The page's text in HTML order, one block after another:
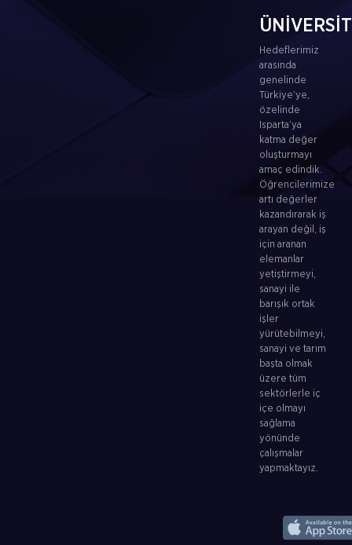
Hedeflerimiz
arasında
genelinde
Türkiye’ye,
özelinde
Isparta’ya
katma değer
oluşturmayı
amaç edindik.
Öğrencilerimize
artı değerler
kazandırarak iş
arayan değil, iş
için aranan
elemanlar
yetiştirmeyi,
sanayi ile
barışık ortak
işler
yürütebilmeyi,
sanayi ve tarım
başta olmak
üzere tüm
sektörlerle iç
içe olmayı
sağlama
yönünde
çalışmalar
yapmaktayız.